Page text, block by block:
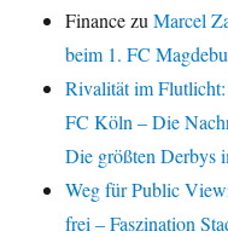
FinancezuMarcel
beim 1. FC
Rivalität im
FC Köln – Die
Die größten Derbys
Weg für Public
frei – Faszination